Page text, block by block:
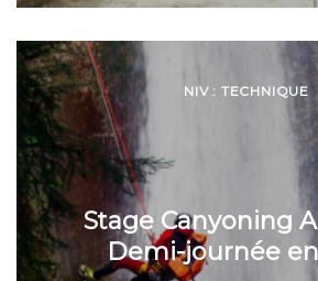
NIV : TECHNIQUE
Stage Canyoning
Demi-journée